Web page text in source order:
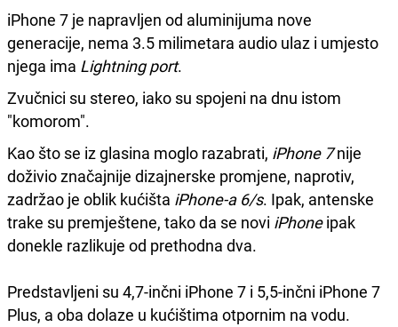
iPhone 7 je napravljen od aluminijuma nove
generacije, nema 3.5 milimetara audio ulaz i umjesto
njega ima Lightning port.
Zvučnici su stereo, iako su spojeni na dnu istom
"komorom".
Kao što se iz glasina moglo razabrati, iPhone 7nije
doživio značajnije dizajnerske promjene, naprotiv,
zadržao je oblik kućišta iPhone-a 6/s. Ipak, antenske
trake su premještene, tako da se novi iPhoneipak
donekle razlikuje od prethodna dva.
Predstavljeni su 4,7-inčni iPhone 7 i 5,5-inčni iPhone 7
Plus, a oba dolaze u kućištima otpornim na vodu.